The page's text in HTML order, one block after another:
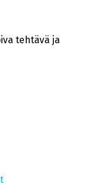
tehtävä ja